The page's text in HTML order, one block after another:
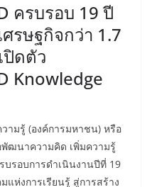
ครบรอบ 19 ปี
รษฐกิจกว่า 1.7
ดตัว
Knowledge
ามรู้ (องค์การมหาชน) หรือ
พัฒนาความคิด เพิ่มความรู้
รอบการดำเนินงานปีที่ 19
แห่งการเรียนรู้ สู่การสร้าง